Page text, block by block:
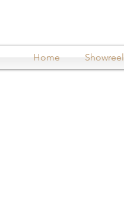
Home Showreel